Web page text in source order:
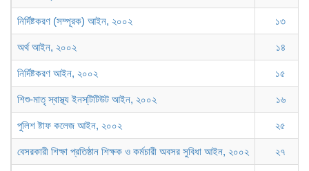
নির্দিষ্টকরণ (সম্পূরক) আইন, ২০০২ ১৩
অর্থ আইন, ২০০২ ১৪
নির্দিষ্টকরণ আইন, ২০০২ ১৫
শিশু-মাতৃ স্বাস্থ্য ইনস্‌টিটিউট আইন, ২০০২ ১৬
পুলিশ ষ্টাফ কলেজ আইন, ২০০২ ২৫
বেসরকারী শিক্ষা প্রতিষ্ঠান শিক্ষক ও কর্মচারী অবসর সুবিধা আইন, ২০০২ ২৭